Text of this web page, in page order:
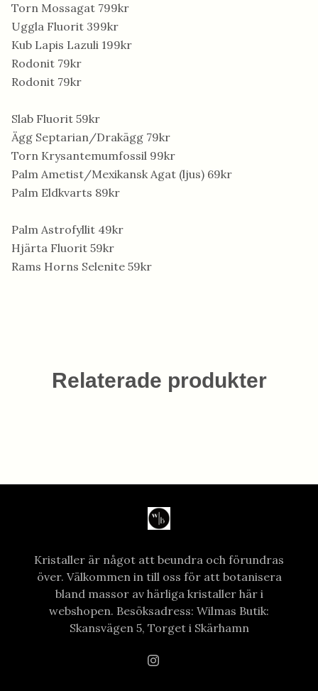
Torn Mossagat 799kr
Uggla Fluorit 399kr
Kub Lapis Lazuli 199kr
Rodonit 79kr
Rodonit 79kr
Slab Fluorit 59kr
Ägg Septarian/Drakägg 79kr
Torn Krysantemumfossil 99kr
Palm Ametist/Mexikansk Agat (ljus) 69kr
Palm Eldkvarts 89kr
Palm Astrofyllit 49kr
Hjärta Fluorit 59kr
Rams Horns Selenite 59kr
Relaterade produkter
Kristaller är något att beundra och förundras
över. Välkommen in till oss för att botanisera
bland massor av härliga kristaller här i
webshopen. Besöksadress: Wilmas Butik:
Skansvägen 5, Torget i Skärhamn